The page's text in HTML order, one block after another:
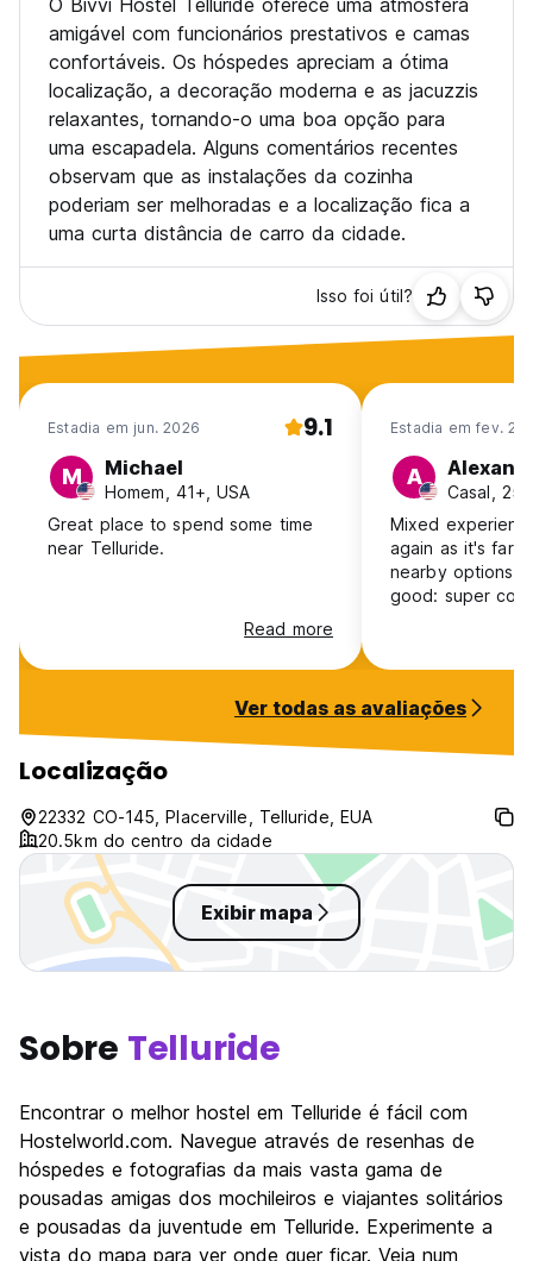
O Bivvi Hostel Telluride oferece uma atmosfera
amigável com funcionários prestativos e camas
confortáveis. Os hóspedes apreciam a ótima
localização, a decoração moderna e as jacuzzis
relaxantes, tornando-o uma boa opção para
uma escapadela. Alguns comentários recentes
observam que as instalações da cozinha
poderiam ser melhoradas e a localização fica a
uma curta distância de carro da cidade.
Isso foi útil?
Estadia em jun. 2026 9.1
M Michael
Homem, 41+, USA
Great place to spend some time
near Telluride.
Read more
Estadia em fev.
A
Casal, 25-
Mixed
again as it's far
nearby options. Starting with the
good: super
beat. The two
winter. Now the
kitchen that
counter space
make
of hostel
Ver todas as avaliações
Localização
22332 CO-145, Placerville, Telluride, EUA
20.5km do centro da cidade
Exibir mapa
Sobre Telluride
Encontrar o melhor hostel em Telluride é fácil com
Hostelworld.com. Navegue através de resenhas de
hóspedes e fotografias da mais vasta gama de
pousadas amigas dos mochileiros e viajantes solitários
e pousadas da juventude em Telluride. Experimente a
vista do mapa para ver onde quer ficar. Veja num